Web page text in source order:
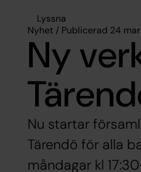
Lyssna
Nyhet / Publicerad 24
Ny
Nu startar
Tärendö för alla
måndagar kl